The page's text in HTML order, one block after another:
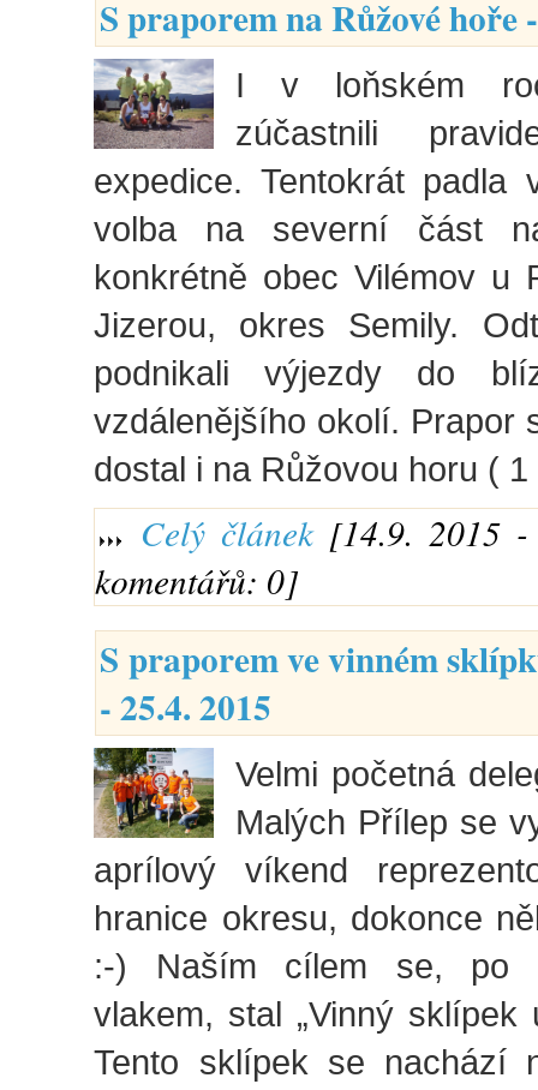
S praporem na Růžové hoře
I v loňském
zúčastnili
expedice. Tentokrát padla
volba na severní část
konkrétně obec Vilémov u
Jizerou, okres Semily.
podnikali výjezdy do
vzdálenějšího okolí. Prapor
dostal i na Růžovou horu (
Celý článek[14.9. 2015 -
komentářů: 0]
S praporem ve vinném
- 25.4. 2015
Velmi početná
Malých Přílep se
aprílový víkend
hranice okresu, dokonce
:-) Naším cílem se, po
vlakem, stal „Vinný sklípek
Tento sklípek se nachází